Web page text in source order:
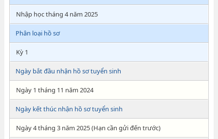
Nhập học tháng 4 năm 2025
Phân loại hồ sơ
Kỳ 1
Ngày bắt đầu nhận hồ sơ tuyển sinh
Ngày 1 tháng 11 năm 2024
Ngày kết thúc nhận hồ sơ tuyển sinh
Ngày 4 tháng 3 năm 2025 (Hạn cần gửi đến trước)